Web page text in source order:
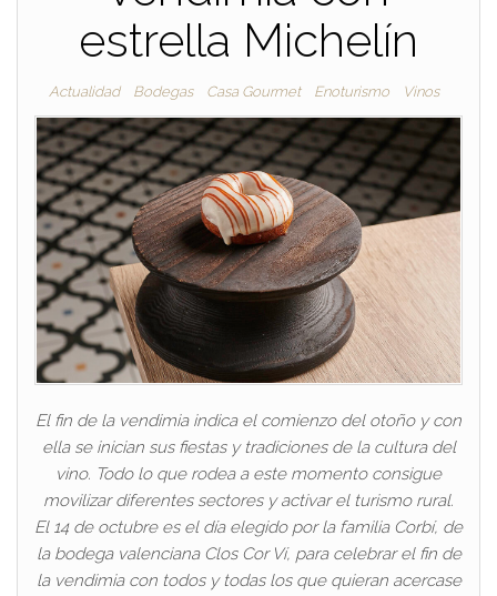
estrella Michelín
Actualidad Bodegas Casa Gourmet Enoturismo Vinos
El fin de la vendimia indica el comienzo del otoño y con
ella se inician sus fiestas y tradiciones de la cultura del
vino. Todo lo que rodea a este momento consigue
movilizar diferentes sectores y activar el turismo rural.
El 14 de octubre es el día elegido por la familia Corbí, de
la bodega valenciana Clos Cor Ví, para celebrar el fin de
la vendimia con todos y todas los que quieran acercase